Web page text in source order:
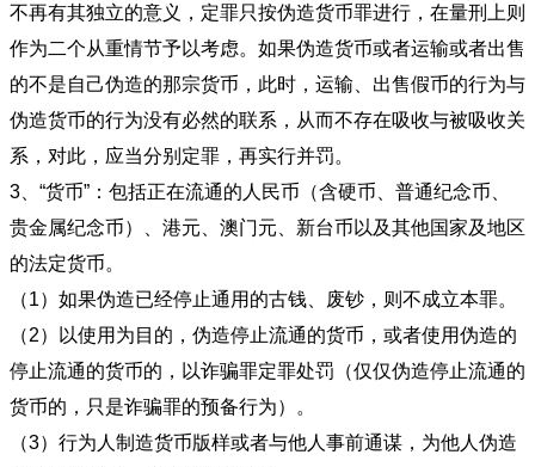
不再有其独立的意义，定罪只按伪造货币罪进行，在量刑上则
作为二个从重情节予以考虑。如果伪造货币或者运输或者出售
的不是自己伪造的那宗货币，此时，运输、出售假币的行为与
伪造货币的行为没有必然的联系，从而不存在吸收与被吸收关
系，对此，应当分别定罪，再实行并罚。
3、“货币”：包括正在流通的人民币（含硬币、普通纪念币、
贵金属纪念币）、港元、澳门元、新台币以及其他国家及地区
的法定货币。
（1）如果伪造已经停止通用的古钱、废钞，则不成立本罪。
（2）以使用为目的，伪造停止流通的货币，或者使用伪造的
停止流通的货币的，以诈骗罪定罪处罚（仅仅伪造停止流通的
货币的，只是诈骗罪的预备行为）。
（3）行为人制造货币版样或者与他人事前通谋，为他人伪造